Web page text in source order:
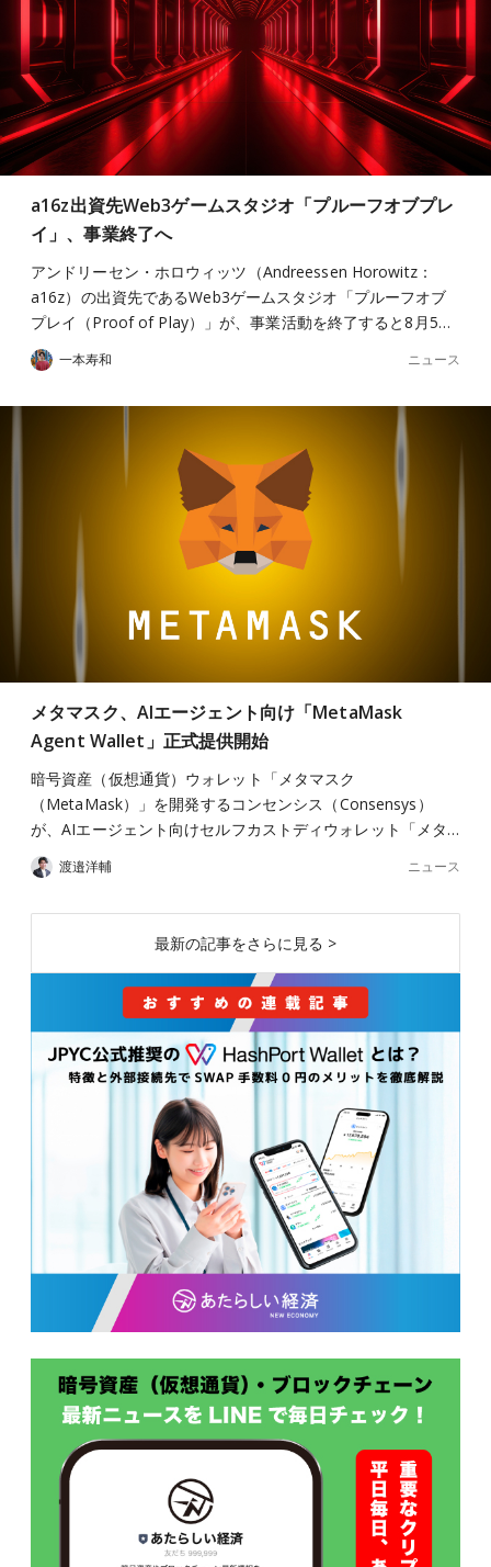
a16z出資先Web3ゲームスタジオ「プルーフオブプレ
イ」、事業終了へ
アンドリーセン・ホロウィッツ（Andreessen Horowitz：
a16z）の出資先であるWeb3ゲームスタジオ「プルーフオブ
プレイ（Proof of Play）」が、事業活動を終了すると8月5…
一本寿和 ニュース
メタマスク、AIエージェント向け「MetaMask
Agent Wallet」正式提供開始
暗号資産（仮想通貨）ウォレット「メタマスク
（MetaMask）」を開発するコンセンシス（Consensys）
が、AIエージェント向けセルフカストディウォレット「メタ…
渡邉洋輔 ニュース
最新の記事をさらに見る >